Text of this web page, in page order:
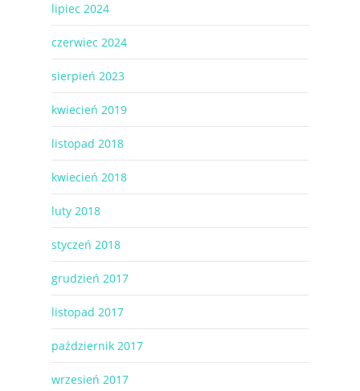
lipiec 2024
czerwiec 2024
sierpień 2023
kwiecień 2019
listopad 2018
kwiecień 2018
luty 2018
styczeń 2018
grudzień 2017
listopad 2017
październik 2017
wrzesień 2017